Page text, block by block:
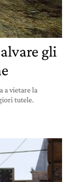
gli
a vietare la
tutele.